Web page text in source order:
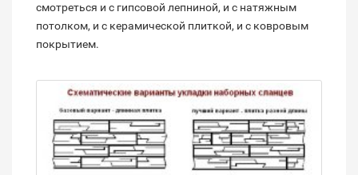
смотреться и с гипсовой лепниной, и с натяжным
потолком, и с керамической плиткой, и с ковровым
покрытием.